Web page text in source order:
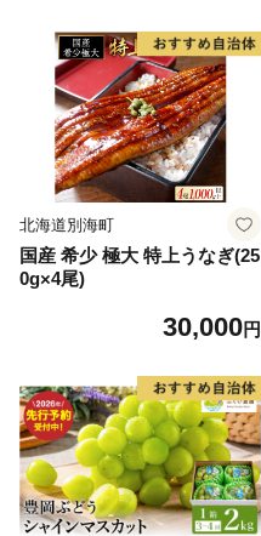
北海道別海町
国産 希少 極大 特上うなぎ(25
0g×4尾)
30,000円